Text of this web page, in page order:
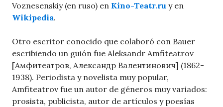
Voznesenskiy (en ruso) en Kino-Teatr.ru y en
Wikipedia.
Otro escritor conocido que colaboró con Bauer
escribiendo un guión fue Aleksandr Amfiteatrov
[Амфитеатров, Александр Валентинович] (1862-
1938). Periodista y novelista muy popular,
Amfiteatrov fue un autor de géneros muy variados:
prosista, publicista, autor de artículos y poesías